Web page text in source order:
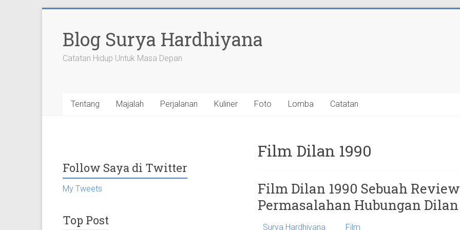
contentBlog Surya Hardhiyana
Catatan Hidup Untuk Masa Depan
Tentang Majalah Perjalanan Kuliner Foto Lomba Catatan
Film Dilan 1990
Film Dilan 1990 Sebuah
Permasalahan Hubungan
Surya Hardhiyana Film
Follow Saya di Twitter
My Tweets
Top Post